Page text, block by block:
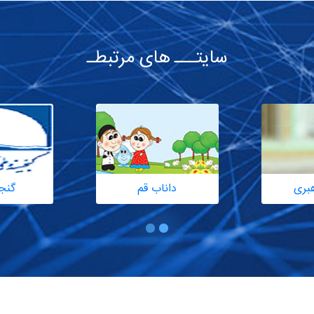
سایتـــ های مرتبطـ
داناب قم